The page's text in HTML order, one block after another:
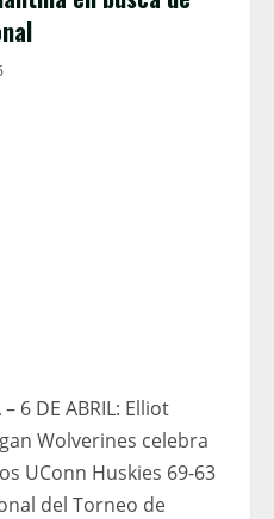
6 DE ABRIL: Elliot
Wolverines celebra
UConn Huskies 69-63
del Torneo de